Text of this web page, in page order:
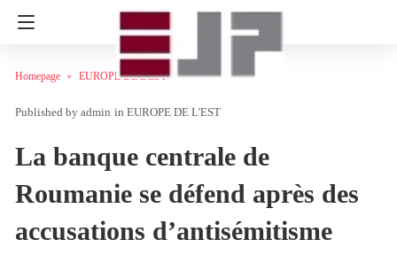
Homepage EUROPE DE L'EST
admin in EUROPE DE L'EST
La banque centrale de
Roumanie se défend après des
accusations d’antisémitisme